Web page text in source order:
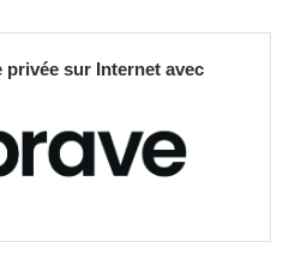
privée sur Internet avec